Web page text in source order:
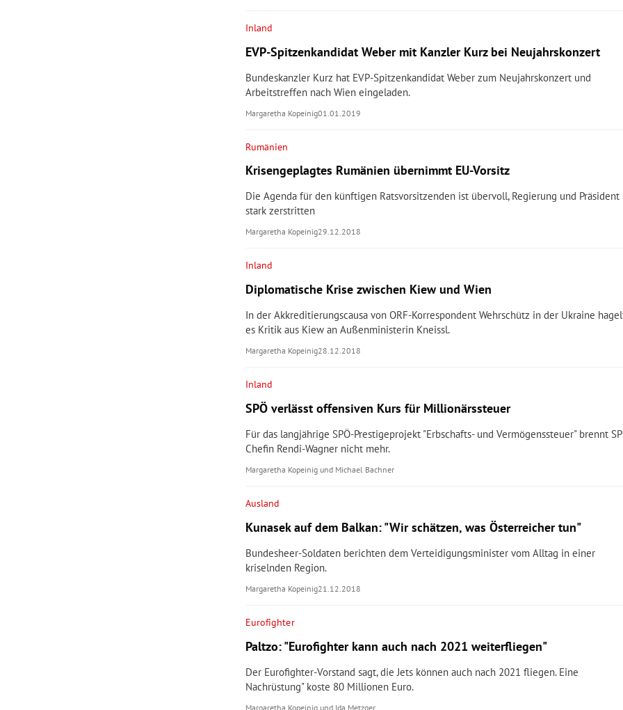
Inland
EVP-Spitzenkandidat Weber mit Kanzler Kurz bei Neujahrskonzert
Bundeskanzler Kurz hat EVP-Spitzenkandidat Weber zum Neujahrskonzert und
Arbeitstreffen nach Wien eingeladen.
Margaretha Kopeinig01.01.2019
Rumänien
Krisengeplagtes Rumänien übernimmt EU-Vorsitz
Die Agenda für den künftigen Ratsvorsitzenden ist übervoll, Regierung und Präsident
stark zerstritten
Margaretha Kopeinig29.12.2018
Inland
Diplomatische Krise zwischen Kiew und Wien
In der Akkreditierungscausa von ORF-Korrespondent Wehrschütz in der Ukraine
es Kritik aus Kiew an Außenministerin Kneissl.
Margaretha Kopeinig28.12.2018
Inland
SPÖ verlässt offensiven Kurs für Millionärssteuer
Für das langjährige SPÖ-Prestigeprojekt "Erbschafts- und Vermögenssteuer" brennt
Chefin Rendi-Wagner nicht mehr.
Margaretha Kopeinig und Michael Bachner
Ausland
Kunasek auf dem Balkan: "Wir schätzen, was Österreicher tun"
Bundesheer-Soldaten berichten dem Verteidigungsminister vom Alltag in einer
kriselnden Region.
Margaretha Kopeinig21.12.2018
Eurofighter
Paltzo: "Eurofighter kann auch nach 2021 weiterfliegen"
Der Eurofighter-Vorstand sagt, die Jets können auch nach 2021 fliegen. Eine
Nachrüstung" koste 80 Millionen Euro.
Margaretha Kopeinig und Ida Metzger